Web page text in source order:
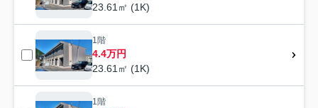
23.61㎡ (1K)
1階
4.4万円
23.61㎡ (1K)
1階